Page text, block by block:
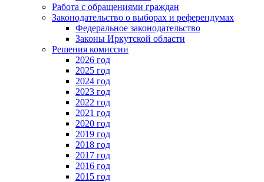
Работа с обращениями граждан
Законодательство о выборах и референдумах
Федеральное законодательство
Законы Иркутской области
Решения комиссии
2026 год
2025 год
2024 год
2023 год
2022 год
2021 год
2020 год
2019 год
2018 год
2017 год
2016 год
2015 год